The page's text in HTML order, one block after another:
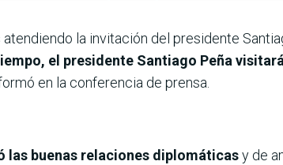
la invitación del presidente
el presidente Santiago Peña
en la conferencia de prensa.
las buenas relaciones diplomáticasy de